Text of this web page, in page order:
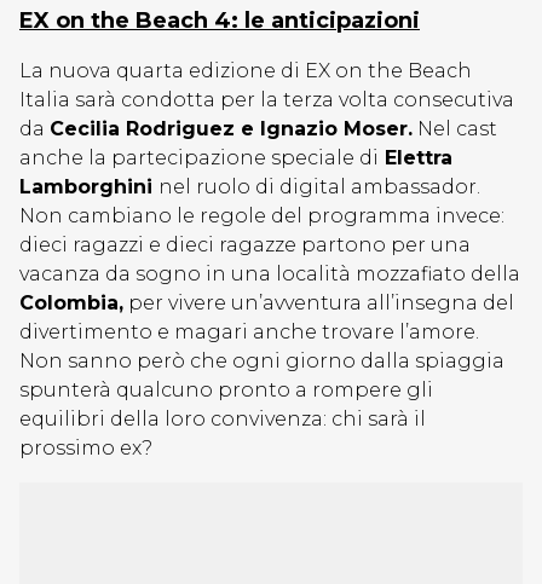
EX on the Beach 4: le anticipazioni
La nuova quarta edizione di EX on the Beach
Italia sarà condotta per la terza volta consecutiva
da Cecilia Rodriguez e Ignazio Moser. Nel cast
anche la partecipazione speciale di Elettra
Lamborghini nel ruolo di digital ambassador.
Non cambiano le regole del programma invece:
dieci ragazzi e dieci ragazze partono per una
vacanza da sogno in una località mozzafiato della
Colombia, per vivere un’avventura all’insegna del
divertimento e magari anche trovare l’amore.
Non sanno però che ogni giorno dalla spiaggia
spunterà qualcuno pronto a rompere gli
equilibri della loro convivenza: chi sarà il
prossimo ex?